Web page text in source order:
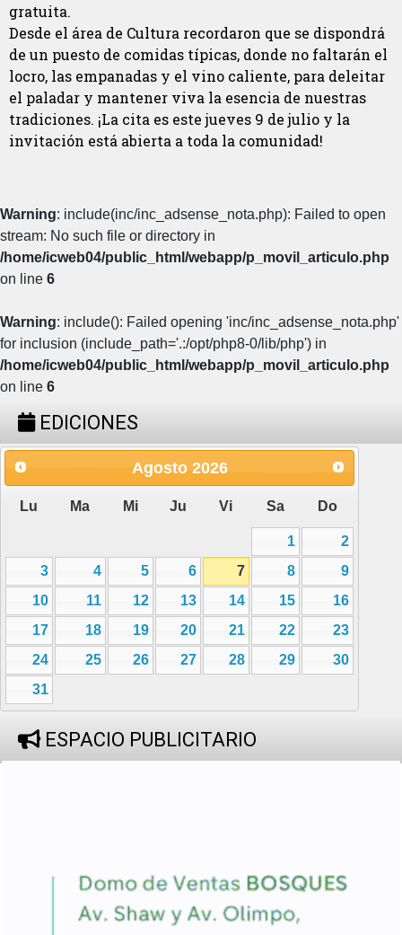
gratuita.
Desde el área de Cultura recordaron que se dispondrá
de un puesto de comidas típicas, donde no faltarán el
locro, las empanadas y el vino caliente, para deleitar
el paladar y mantener viva la esencia de nuestras
tradiciones. ¡La cita es este jueves 9 de julio y la
invitación está abierta a toda la comunidad!
Warning: include(inc/inc_adsense_nota.php): Failed to open
stream: No such file or directory in
/home/icweb04/public_html/webapp/p_movil_articulo.php
on line 6
Warning: include(): Failed opening 'inc/inc_adsense_nota.php'
for inclusion (include_path='.:/opt/php8-0/lib/php') in
/home/icweb04/public_html/webapp/p_movil_articulo.php
on line 6
EDICIONES
Agosto 2026
Lu Ma Mi Ju Vi Sa Do
1
2
3
4 5 6 7 8
9
10
11 12 13 14 15
16
17
18 19 20 21 22
23
24
25 26 27 28 29
30
31
ESPACIO PUBLICITARIO